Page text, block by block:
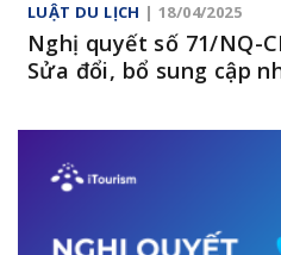
LUẬT DU LỊCH | 18/04/2025
Nghị quyết số 71/NQ-
Sửa đổi, bổ sung cập
quyết số 57-NQ/TW